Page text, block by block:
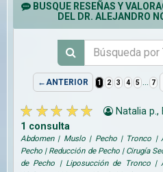
BUSQUE RESEÑAS Y
DEL DR. ALEJANDRO
←ANTERIOR 1 2 3 4 5 ... 7
Natalia p.,
1 consulta
Abdomen | Muslo | Pecho | Tronco |
Pecho | Reducción de Pecho | Cirugía
de Pecho | Liposucción de Tronco |